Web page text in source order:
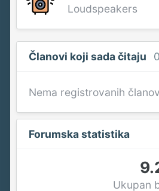
Loudspeakers
Članovi koji sada čitaju
Nema registrovanih
Forumska statistika
Ukupan